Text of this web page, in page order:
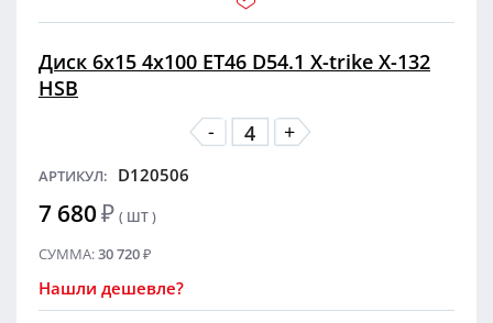
Диск 6x15 4x100 ET46 D54.1 X-trike X-132
HSB
-
+
АРТИКУЛ: D120506
7 680₽ ( ШТ )
СУММА:30 720₽
Нашли дешевле?